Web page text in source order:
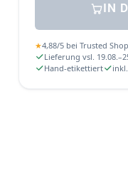
IN
★4,88/5 bei Trusted
Lieferung vsl.
Hand-etikettiert